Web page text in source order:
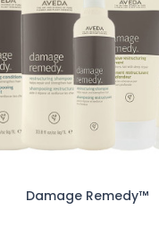
Damage Remedy™